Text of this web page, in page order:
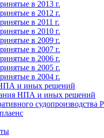
в 2013 г.
в 2012 г.
в 2011 г.
в 2010 г.
в 2009 г.
в 2007 г.
в 2006 г.
в 2005 г.
в 2004 г.
и иных решений
НПА и иных решений
судопроизводства